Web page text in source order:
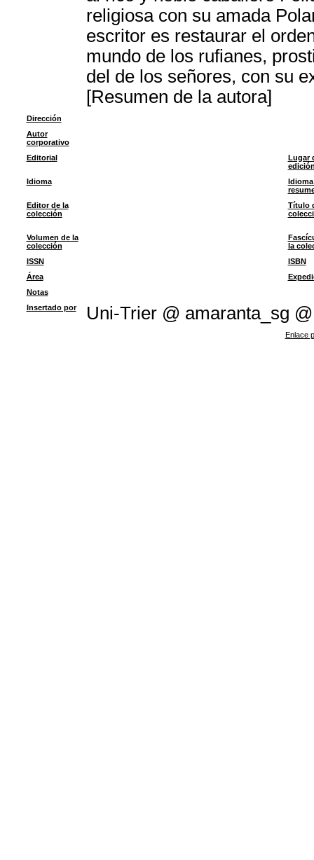
religiosa con su amada
escritor es restaurar el
mundo de los rufianes,
del de los señores, con su
[Resumen de la autora]
Dirección
Autor
corporativo
Editorial
Lugar
Idioma
Editor de la
colección
Título
Volumen de la
colección
la
ISSN
ISBN
Área
Notas
Insertado por
Uni-Trier @ amaranta_sg @
Enlace